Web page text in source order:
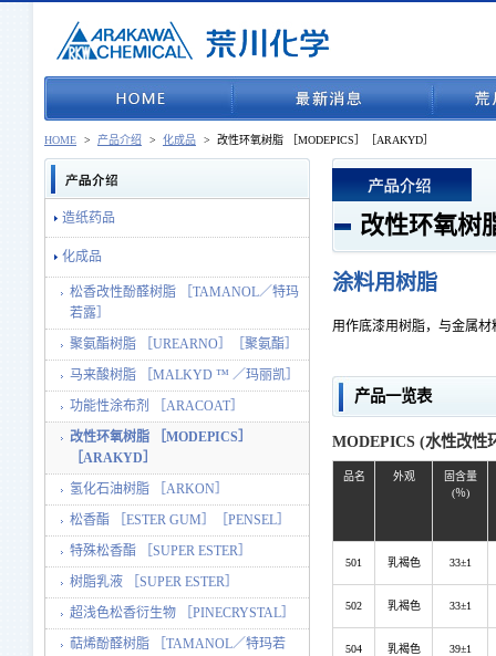
HOME > 产品介绍 > 化成品 > 改性环氧树脂 ［MODEPICS］［ARAKYD］
改性环氧树
涂料用树脂
用作底漆用树脂，与金属
产品一览表
MODEPICS (水性改性
品名 外观
固含量
(％)
501 乳褐色 33±1
502 乳褐色 33±1
504 乳褐色 39±1
造纸药品
化成品
松香改性酚醛树脂 ［TAMANOL／特玛
若露］
聚氨酯树脂 ［UREARNO］［聚氨酯］
马来酸树脂 ［MALKYD ™ ／玛丽凯］
功能性涂布剂 ［ARACOAT］
改性环氧树脂 ［MODEPICS］
［ARAKYD］
氢化石油树脂 ［ARKON］
松香酯 ［ESTER GUM］［PENSEL］
特殊松香酯 ［SUPER ESTER］
树脂乳液 ［SUPER ESTER］
超浅色松香衍生物 ［PINECRYSTAL］
萜烯酚醛树脂 ［TAMANOL／特玛若